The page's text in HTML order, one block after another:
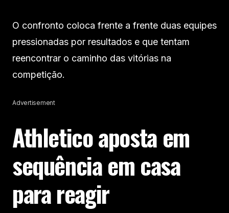
O confronto coloca frente a frente duas equipes
pressionadas por resultados e que tentam
reencontrar o caminho das vitórias na
competição.
Advertisement
Athletico aposta em
sequência em casa
para reagir